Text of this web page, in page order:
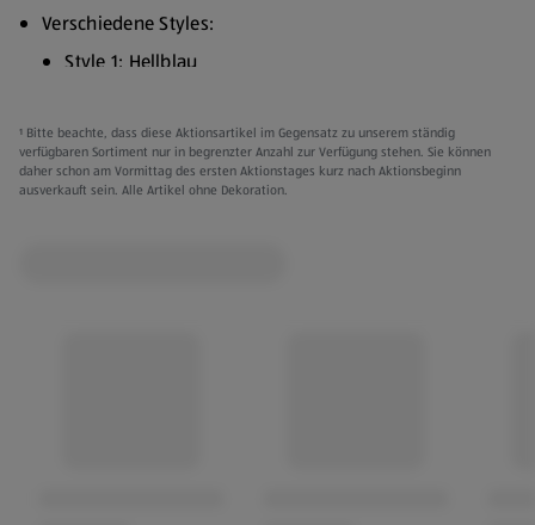
Verschiedene Styles:
Style 1: Hellblau
98 % Baumwolle, 2 % Elasthan (Lycra)
SBS-Reißverschluss
¹ Bitte beachte, dass diese Aktionsartikel im Gegensatz zu unserem ständig
verfügbaren Sortiment nur in begrenzter Anzahl zur Verfügung stehen. Sie können
daher schon am Vormittag des ersten Aktionstages kurz nach Aktionsbeginn
ausverkauft sein. Alle Artikel ohne Dekoration.